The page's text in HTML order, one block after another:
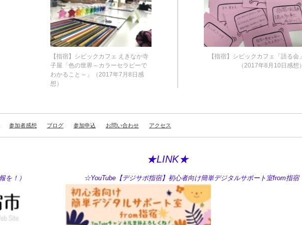
【指宿】シビックカフェ えきなか寺
子屋「色の世界～カラーセラピーで
わかること～」（2017年7月8日感
想）
【指宿】シビックカフェ「語る会」
（2017年8月10日感想）
参加者感想 ブログ 参加申込 お問い合わせ アクセス
★LINK★
報を！） ☆YouTube【デジサポ指宿】初心者向け簡単デジタルサポート室from指宿